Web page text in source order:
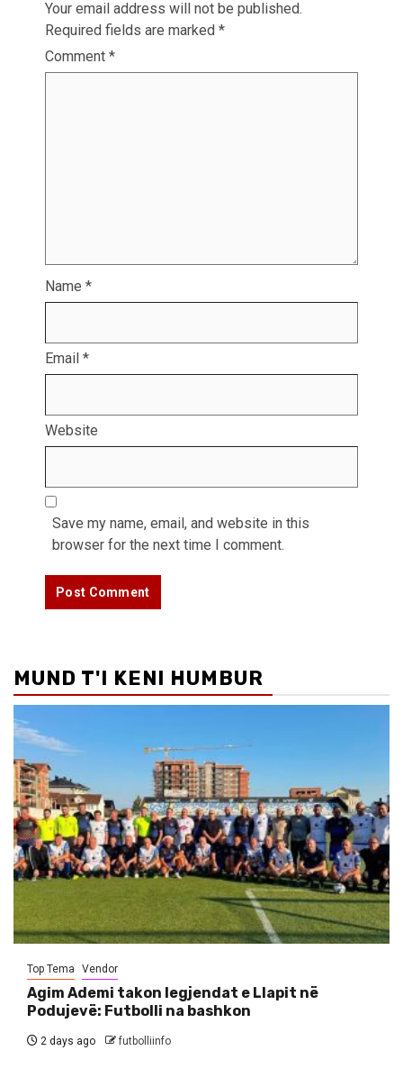
Your email address will not be published.
Required fields are marked *
Comment *
Name *
Email *
Website
Save my name, email, and website in this
browser for the next time I comment.
MUND T'I KENI HUMBUR
Top Tema Vendor
Agim Ademi takon legjendat e Llapit në
Podujevë: Futbolli na bashkon
2 days ago futbolliinfo